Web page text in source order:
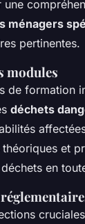
ménagers
pertinentes.
modules
de formation
déchets
et
en